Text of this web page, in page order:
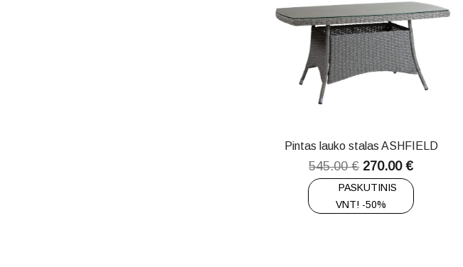
Pintas lauko stalas ASHFIELD
545.00€ 270.00€
PASKUTINIS
VNT! -50%